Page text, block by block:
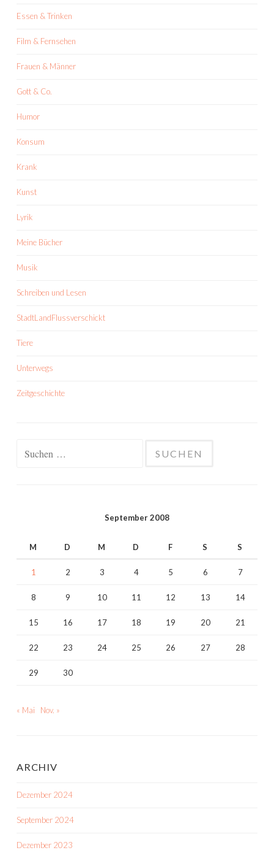
Essen & Trinken
Film & Fernsehen
Frauen & Männer
Gott & Co.
Humor
Konsum
Krank
Kunst
Lyrik
Meine Bücher
Musik
Schreiben und Lesen
StadtLandFlussverschickt
Tiere
Unterwegs
Zeitgeschichte
September 2008
M D M D F S S
1 2 3 4 5 6 7
8 9 10 11 12 13 14
15 16 17 18 19 20 21
22 23 24 25 26 27 28
29 30
« Mai Nov. »
ARCHIV
Dezember 2024
September 2024
Dezember 2023